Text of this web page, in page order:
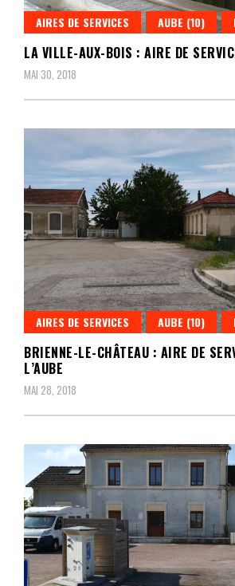
AIRES DE SERVICES AUBE (10)
LA VILLE-AUX-BOIS : AIRE DE
MAI 30, 2018
AIRES DE SERVICES AUBE (10)
BRIENNE-LE-CHÂTEAU : AIRE DE
L’AUBE
MAI 28, 2018